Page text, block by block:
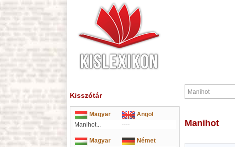
Kisszótár
Magyar
Angol
Manihot...
----
Magyar
Német
Manihot